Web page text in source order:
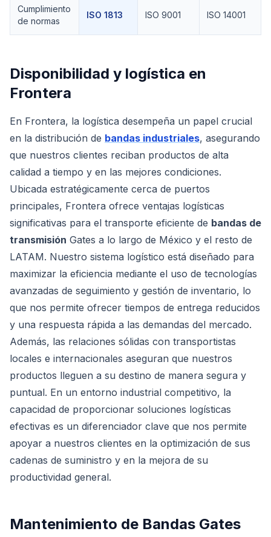
Cumplimiento
de normas
ISO 1813 ISO 9001 ISO 14001
Disponibilidad y logística en
Frontera
En Frontera, la logística desempeña un papel crucial
en la distribución de bandas industriales, asegurando
que nuestros clientes reciban productos de alta
calidad a tiempo y en las mejores condiciones.
Ubicada estratégicamente cerca de puertos
principales, Frontera ofrece ventajas logísticas
significativas para el transporte eficiente de bandas de
transmisión Gates a lo largo de México y el resto de
LATAM. Nuestro sistema logístico está diseñado para
maximizar la eficiencia mediante el uso de tecnologías
avanzadas de seguimiento y gestión de inventario, lo
que nos permite ofrecer tiempos de entrega reducidos
y una respuesta rápida a las demandas del mercado.
Además, las relaciones sólidas con transportistas
locales e internacionales aseguran que nuestros
productos lleguen a su destino de manera segura y
puntual. En un entorno industrial competitivo, la
capacidad de proporcionar soluciones logísticas
efectivas es un diferenciador clave que nos permite
apoyar a nuestros clientes en la optimización de sus
cadenas de suministro y en la mejora de su
productividad general.
Mantenimiento de Bandas Gates